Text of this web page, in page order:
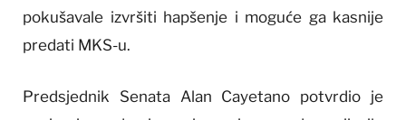
pokušavale izvršiti hapšenje i moguće ga kasnije
predati MKS-u.
Predsjednik Senata Alan Cayetano potvrdio je